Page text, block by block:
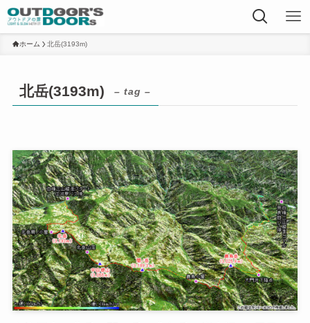
ホーム 北岳(3193m)
北岳(3193m) – tag –